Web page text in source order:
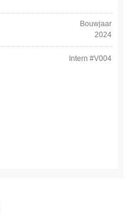
Bouwjaar
2024
Intern #V004